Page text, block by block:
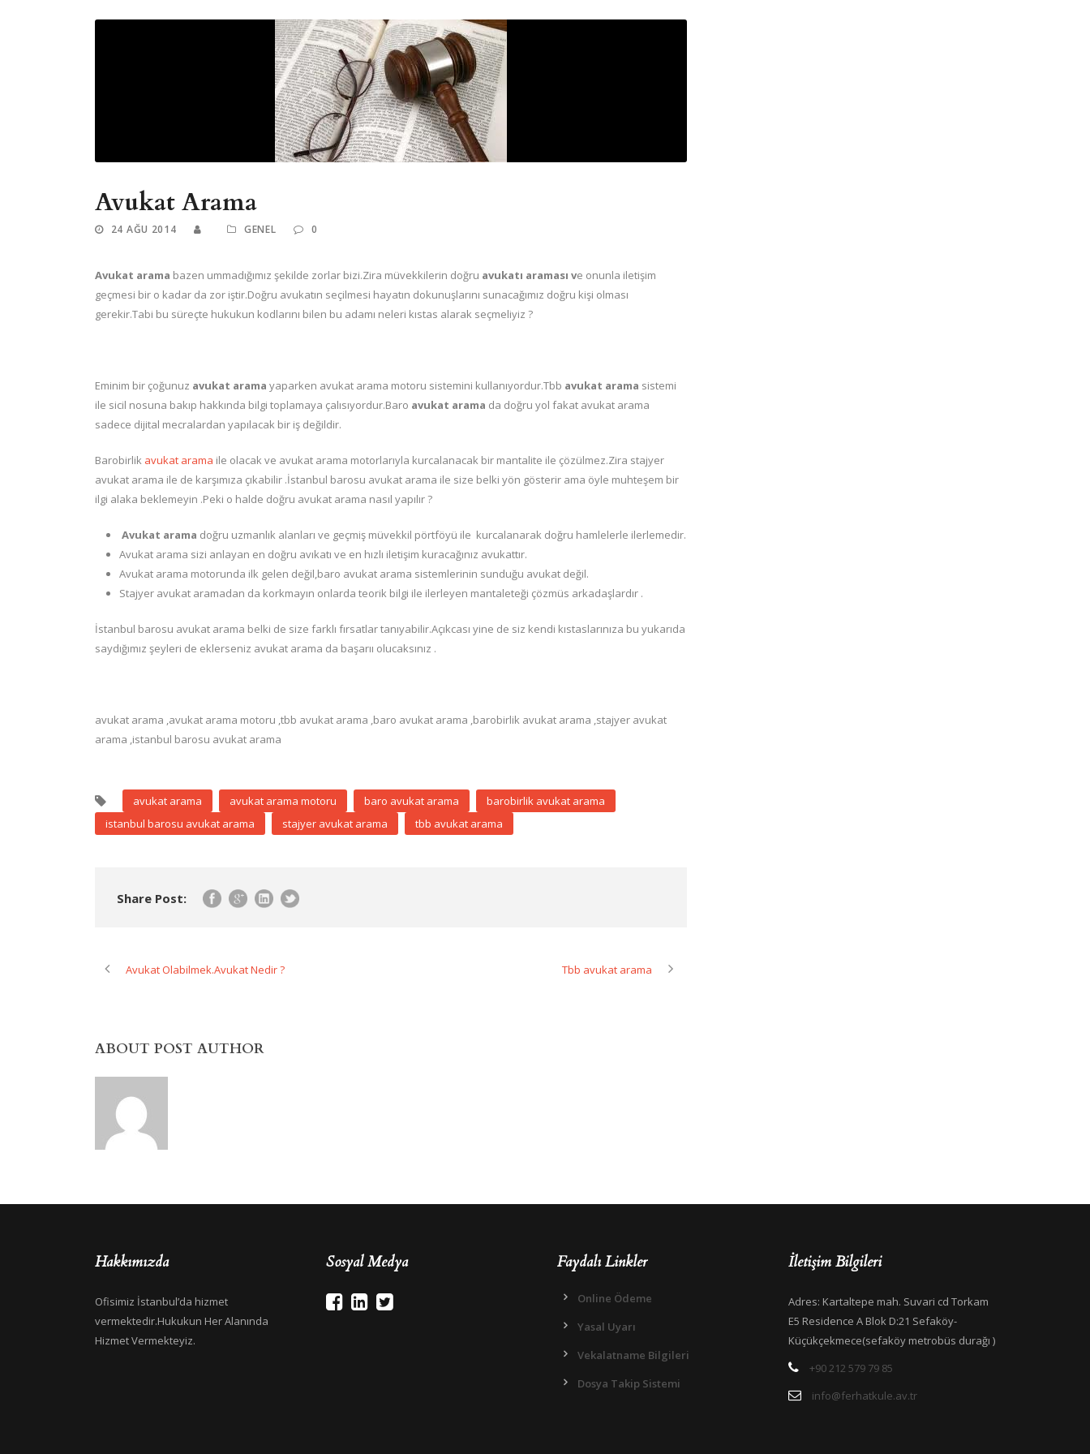
Avukat Arama
24 AĞU 2014 GENEL 0
Avukat arama bazen ummadığımız şekilde zorlar bizi.Zira müvekkilerin doğru avukatı araması ve onunla iletişim
geçmesi bir o kadar da zor iştir.Doğru avukatın seçilmesi hayatın dokunuşlarını sunacağımız doğru kişi olması
gerekir.Tabi bu süreçte hukukun kodlarını bilen bu adamı neleri kıstas alarak seçmeliyiz ?
Eminim bir çoğunuz avukat arama yaparken avukat arama motoru sistemini kullanıyordur.Tbb avukat arama sistemi
ile sicil nosuna bakıp hakkında bilgi toplamaya çalısıyordur.Baro avukat arama da doğru yol fakat avukat arama
sadece dijital mecralardan yapılacak bir iş değildir.
Barobirlik avukat arama ile olacak ve avukat arama motorlarıyla kurcalanacak bir mantalite ile çözülmez.Zira stajyer
avukat arama ile de karşımıza çıkabilir .İstanbul barosu avukat arama ile size belki yön gösterir ama öyle muhteşem bir
ilgi alaka beklemeyin .Peki o halde doğru avukat arama nasıl yapılır ?
Avukat arama doğru uzmanlık alanları ve geçmiş müvekkil pörtföyü ile kurcalanarak doğru hamlelerle ilerlemedir.
Avukat arama sizi anlayan en doğru avıkatı ve en hızlı iletişim kuracağınız avukattır.
Avukat arama motorunda ilk gelen değil,baro avukat arama sistemlerinin sunduğu avukat değil.
Stajyer avukat aramadan da korkmayın onlarda teorik bilgi ile ilerleyen mantaleteği çözmüs arkadaşlardır .
İstanbul barosu avukat arama belki de size farklı fırsatlar tanıyabilir.Açıkcası yine de siz kendi kıstaslarınıza bu yukarıda
saydığımız şeyleri de eklerseniz avukat arama da başarıı olucaksınız .
avukat arama ,avukat arama motoru ,tbb avukat arama ,baro avukat arama ,barobirlik avukat arama ,stajyer avukat
arama ,istanbul barosu avukat arama
avukat arama avukat arama motoru baro avukat arama
barobirlik avukat arama
istanbul barosu avukat arama
stajyer avukat arama tbb avukat arama
Share Post:
Avukat Olabilmek.Avukat Nedir ? Tbb avukat arama
ABOUT POST AUTHOR
Hakkımızda
Ofisimiz İstanbul’da hizmet
vermektedir.Hukukun Her Alanında
Hizmet Vermekteyiz.
Sosyal Medya Faydalı Linkler
Online Ödeme
Yasal Uyarı
Vekalatname Bilgileri
Dosya Takip Sistemi
İletişim Bilgileri
Adres: Kartaltepe mah. Suvari cd Torkam
E5 Residence A Blok D:21 Sefaköy-
Küçükçekmece(sefaköy metrobüs durağı )
+90 212 579 79 85
info@ferhatkule.av.tr